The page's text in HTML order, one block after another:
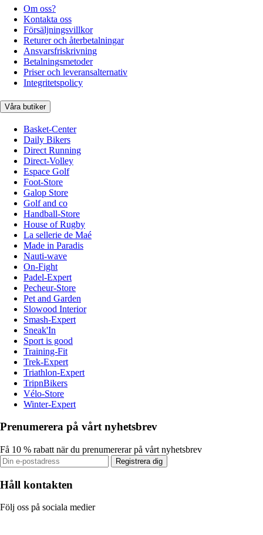
Om oss?
Kontakta oss
Försäljningsvillkor
Returer och återbetalningar
Ansvarsfriskrivning
Betalningsmetoder
Priser och leveransalternativ
Integritetspolicy
Våra butiker
Basket-Center
Daily Bikers
Direct Running
Direct-Volley
Espace Golf
Foot-Store
Galop Store
Golf and co
Handball-Store
House of Rugby
La sellerie de Maé
Made in Paradis
Nauti-wave
On-Fight
Padel-Expert
Pecheur-Store
Pet and Garden
Slowood Interior
Smash-Expert
Sneak'In
Sport is good
Training-Fit
Trek-Expert
Triathlon-Expert
TripnBikers
Vélo-Store
Winter-Expert
Prenumerera på vårt nyhetsbrev
Få 10 % rabatt när du prenumererar på vårt nyhetsbrev
Registrera dig
Håll kontakten
Följ oss på sociala medier